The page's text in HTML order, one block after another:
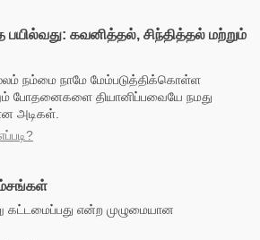
கவனித்தல், சிந்தித்தல் மற்றும்
நம்மை நாமே மேம்படுத்திக்கொள்ள
போதனைகளை தியானிப்பவையே நமது
அடிகள்.
என்ற முழுமையான